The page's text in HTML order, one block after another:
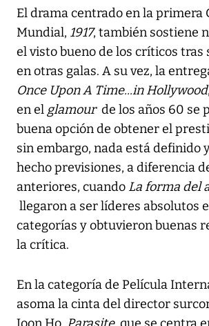
El drama centrado en la primera
Mundial, 1917, también sostiene
el visto bueno de los críticos tras
en otras galas. A su vez, la
Once Upon A Time...in Hollywood
en el glamour de los años 60 se
buena opción de obtener el
sin embargo, nada está definido
hecho previsiones, a diferencia
anteriores, cuando La forma del
llegaron a ser líderes absolutos
categorías y obtuvieron buenas
la crítica.
En la categoría de Película
asoma la cinta del director
Joon Ho, Parasite, que se centra